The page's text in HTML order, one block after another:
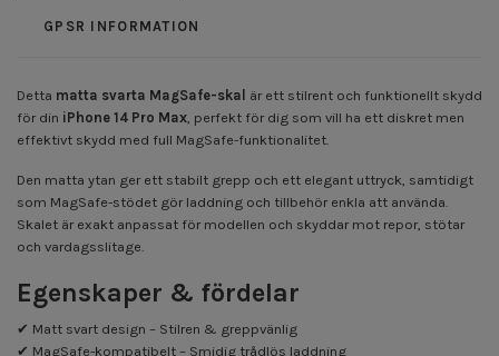
GPSR INFORMATION
Detta matta svarta MagSafe-skal är ett stilrent och funktionellt skydd
för din iPhone 14 Pro Max , perfekt för dig som vill ha ett diskret men
effektivt skydd med full MagSafe-funktionalitet.
Den matta ytan ger ett stabilt grepp och ett elegant uttryck, samtidigt
som MagSafe-stödet gör laddning och tillbehör enkla att använda.
Skalet är exakt anpassat för modellen och skyddar mot repor, stötar
och vardagsslitage.
Egenskaper & fördelar
✔ Matt svart design – Stilren & greppvänlig
✔ MagSafe-kompatibelt – Smidig trådlös laddning